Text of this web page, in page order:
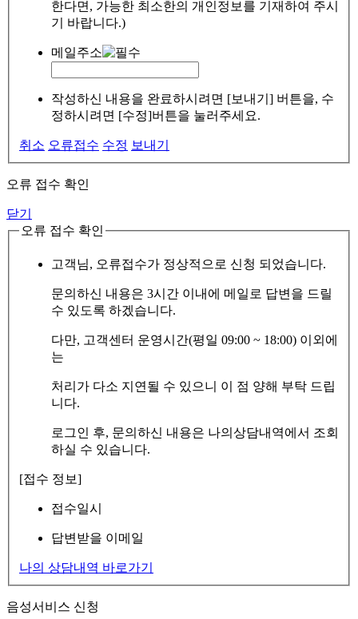
한다면, 가능한 최소한의 개인정보를 기재하여 주시
기 바랍니다.)
메일주소
작성하신 내용을 완료하시려면 [보내기] 버튼을, 수
정하시려면 [수정]버튼을 눌러주세요.
취소 오류접수 수정 보내기
오류 접수 확인
닫기
오류 접수 확인
고객님, 오류접수가 정상적으로 신청 되었습니다.
문의하신 내용은 3시간 이내에 메일로 답변을 드릴
수 있도록 하겠습니다.
다만, 고객센터 운영시간(평일 09:00 ~ 18:00) 이외에
는
처리가 다소 지연될 수 있으니 이 점 양해 부탁 드립
니다.
로그인 후, 문의하신 내용은 나의상담내역에서 조회
하실 수 있습니다.
[접수 정보]
접수일시
답변받을 이메일
나의 상담내역 바로가기
음성서비스 신청